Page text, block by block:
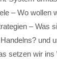
– Wo wollen
– Was
und
setzen wir ins